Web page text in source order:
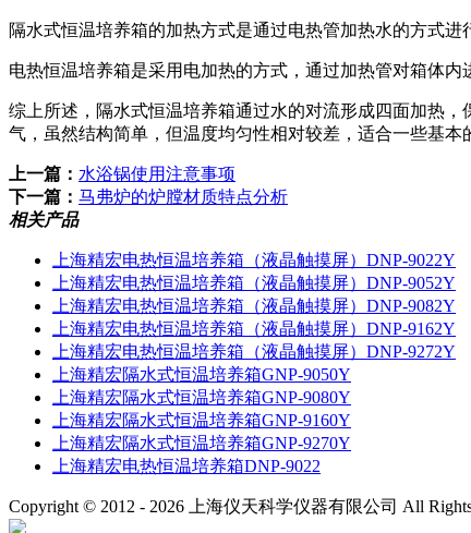
隔水式恒温培养箱‌的加热方式是通过电热管加热水的方式
电热恒温培养箱‌是采用电加热的方式，通过加热管对箱体内
综上所述，隔水式恒温培养箱通过水的对流形成四面加热
气，虽然结构简单，但温度均匀性相对较差，适合一些基本
上一篇： 水浴锅使用注意事项
下一篇： 马弗炉的炉膛材质特点分析
相关产品
上海精宏电热恒温培养箱（液晶触摸屏）DNP-9022Y
上海精宏电热恒温培养箱（液晶触摸屏）DNP-9052Y
上海精宏电热恒温培养箱（液晶触摸屏）DNP-9082Y
上海精宏电热恒温培养箱（液晶触摸屏）DNP-9162Y
上海精宏电热恒温培养箱（液晶触摸屏）DNP-9272Y
上海精宏隔水式恒温培养箱GNP-9050Y
上海精宏隔水式恒温培养箱GNP-9080Y
上海精宏隔水式恒温培养箱GNP-9160Y
上海精宏隔水式恒温培养箱GNP-9270Y
上海精宏电热恒温培养箱DNP-9022
Copyright © 2012 - 2026 上海仪天科学仪器有限公司 All